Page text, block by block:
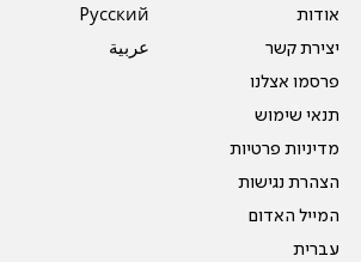
אודות
יצירת קשר
פרסמו אצלנו
תנאי שימוש
מדיניות פרטיות
הצהרת נגישות
המייל האדום
עברית
Pусский
عربية